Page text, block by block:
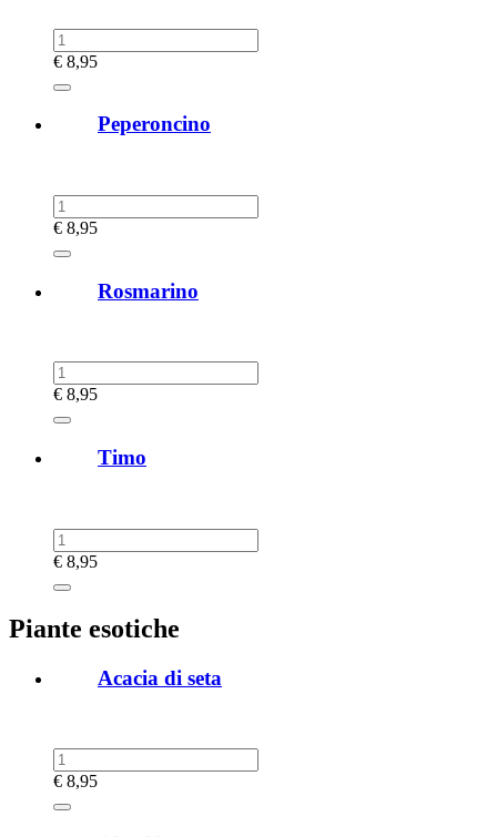
€ 8,95
Peperoncino
€ 8,95
Rosmarino
€ 8,95
Timo
€ 8,95
Piante esotiche
Acacia di seta
€ 8,95